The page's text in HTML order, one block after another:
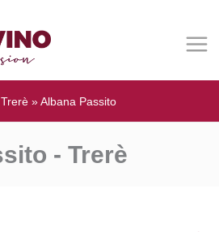
Trerè »Albana Passito
- Trerè